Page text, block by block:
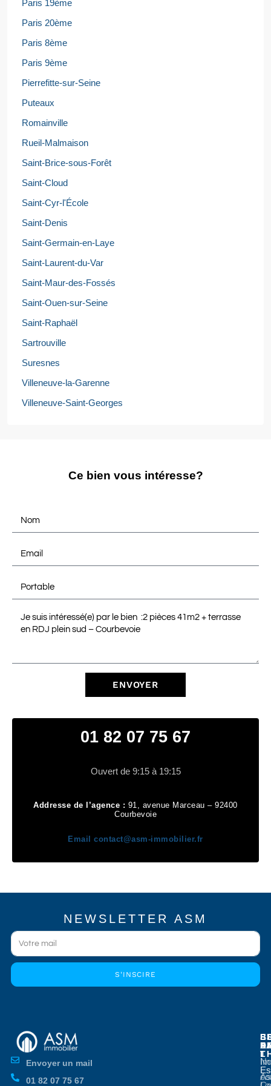
Paris 19ème
Paris 20ème
Paris 8ème
Paris 9ème
Pierrefitte-sur-Seine
Puteaux
Romainville
Rueil-Malmaison
Saint-Brice-sous-Forêt
Saint-Cloud
Saint-Cyr-l'École
Saint-Denis
Saint-Germain-en-Laye
Saint-Laurent-du-Var
Saint-Maur-des-Fossés
Saint-Ouen-sur-Seine
Saint-Raphaël
Sartrouville
Suresnes
Villeneuve-la-Garenne
Villeneuve-Saint-Georges
Ce bien vous intéresse?
ENVOYER
01 82 07 75 67
Ouvert de 9:15 à 19:15
Addresse de l’agence : 91, avenue Marceau – 92400
Courbevoie
Emailcontact@asm-immobilier.fr
NEWSLETTER ASM
S'INSCIRE
Envoyer un mail
01 82 07 75 67